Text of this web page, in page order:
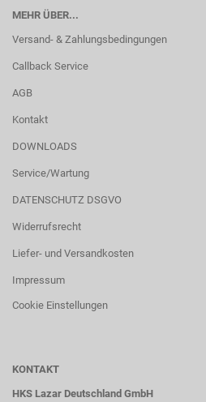
MEHR ÜBER...
Versand- & Zahlungsbedingungen
Callback Service
AGB
Kontakt
DOWNLOADS
Service/Wartung
DATENSCHUTZ DSGVO
Widerrufsrecht
Liefer- und Versandkosten
Impressum
Cookie Einstellungen
KONTAKT
HKS Lazar Deutschland GmbH